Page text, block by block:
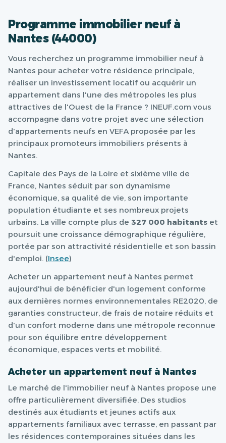
Programme immobilier neuf à
Nantes (44000)
Vous recherchez un programme immobilier neuf à
Nantes pour acheter votre résidence principale,
réaliser un investissement locatif ou acquérir un
appartement dans l'une des métropoles les plus
attractives de l'Ouest de la France ? INEUF.com vous
accompagne dans votre projet avec une sélection
d'appartements neufs en VEFA proposée par les
principaux promoteurs immobiliers présents à
Nantes.
Capitale des Pays de la Loire et sixième ville de
France, Nantes séduit par son dynamisme
économique, sa qualité de vie, son importante
population étudiante et ses nombreux projets
urbains. La ville compte plus de 327 000 habitants et
poursuit une croissance démographique régulière,
portée par son attractivité résidentielle et son bassin
d'emploi. (Insee)
Acheter un appartement neuf à Nantes permet
aujourd'hui de bénéficier d'un logement conforme
aux dernières normes environnementales RE2020, de
garanties constructeur, de frais de notaire réduits et
d'un confort moderne dans une métropole reconnue
pour son équilibre entre développement
économique, espaces verts et mobilité.
Acheter un appartement neuf à Nantes
Le marché de l'immobilier neuf à Nantes propose une
offre particulièrement diversifiée. Des studios
destinés aux étudiants et jeunes actifs aux
appartements familiaux avec terrasse, en passant par
les résidences contemporaines situées dans les